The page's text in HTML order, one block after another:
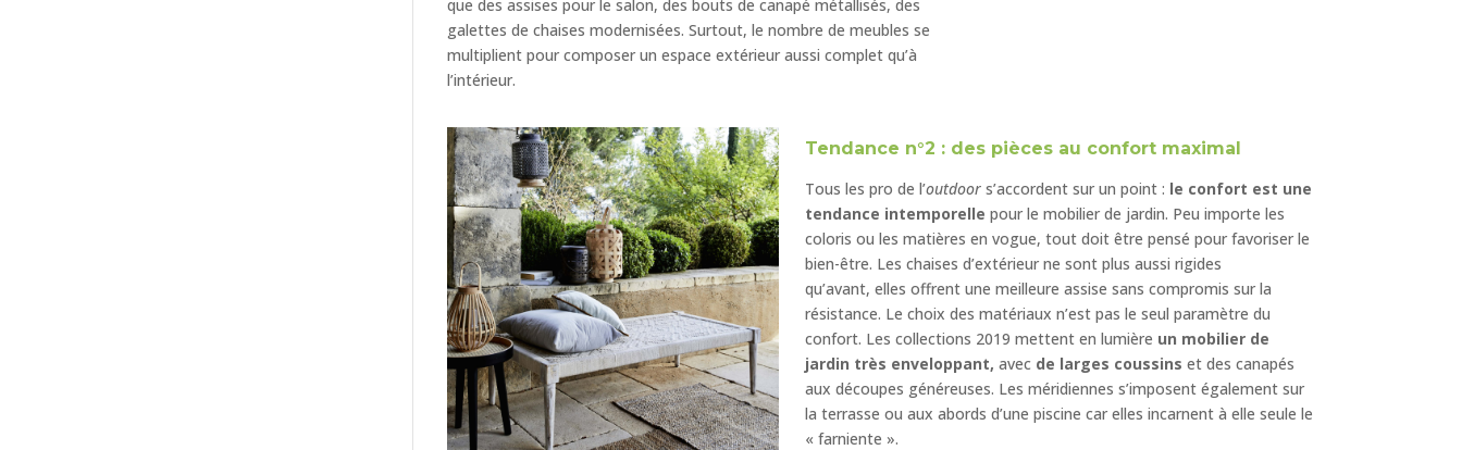
que des assises pour le salon, des bouts de canapé métallisés, des
galettes de chaises modernisées. Surtout, le nombre de meubles se
multiplient pour composer un espace extérieur aussi complet qu’à
l’intérieur.
Tendance n°2 : des pièces au confort maximal
Tous les pro de l’outdoor s’accordent sur un point : le confort est une
tendance intemporelle pour le mobilier de jardin. Peu importe les
coloris ou les matières en vogue, tout doit être pensé pour favoriser le
bien-être. Leschaises d’extérieur ne sont plus aussi rigides
qu’avant, elles offrent une meilleure assise sans compromis sur la
résistance. Le choix des matériaux n’est pas le seul paramètre du
confort. Les collections 2019 mettent en lumière un mobilier de
jardin très enveloppant, avec de larges coussins et des canapés
aux découpes généreuses. Les méridiennes s’imposent également sur
la terrasse ou aux abords d’une piscine car elles incarnent à elle seule le
« farniente ».